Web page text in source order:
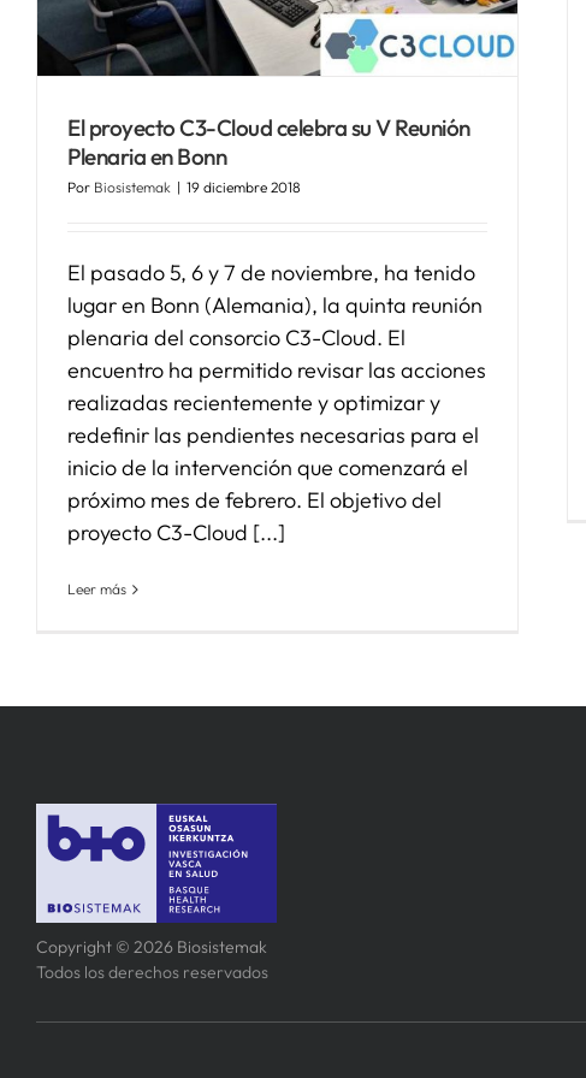
El proyecto C3-Cloud celebra su V Reunión
Plenaria en Bonn
Por Biosistemak | 19 diciembre 2018
El pasado 5, 6 y 7 de noviembre, ha tenido
lugar en Bonn (Alemania), la quinta reunión
plenaria del consorcio C3-Cloud. El
encuentro ha permitido revisar las acciones
realizadas recientemente y optimizar y
redefinir las pendientes necesarias para el
inicio de la intervención que comenzará el
próximo mes de febrero. El objetivo del
proyecto C3-Cloud [...]
Leer más
Copyright © 2026 Biosistemak
Todos los derechos reservados